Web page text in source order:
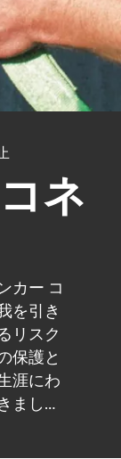
ネ
カー コ
を引き
リスク
保護と
涯にわ
まし